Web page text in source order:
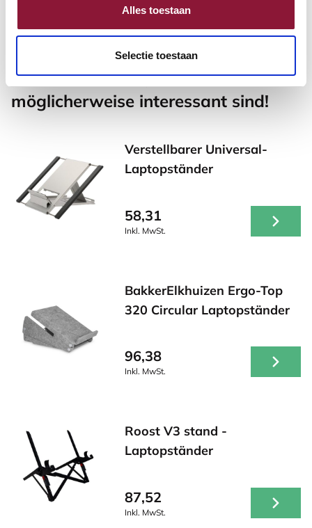
Alles toestaan
Selectie toestaan
Inkl. MwSt.
Andere Produkte, die für Sie
möglicherweise interessant sind!
Verstellbarer Universal-
Laptopständer
58,31
Inkl. MwSt.
BakkerElkhuizen Ergo-Top
320 Circular Laptopständer
96,38
Inkl. MwSt.
Roost V3 stand -
Laptopständer
87,52
Inkl. MwSt.